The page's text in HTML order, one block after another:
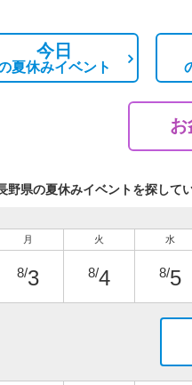
今日
夏休みイベント
野県の夏休みイベントを探して
月
8/3
火
8/4
水
8/5